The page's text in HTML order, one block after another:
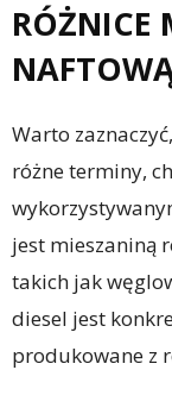
RÓŻNICE
Warto
różne terminy,
jest mieszaniną
takich jak
diesel jest
produkowane z